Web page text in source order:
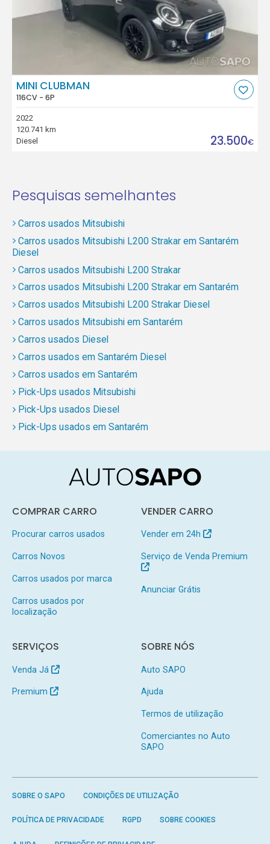
MINI CLUBMAN
116CV - 6P
2022
120.741 km
Diesel
23.500€
Pesquisas semelhantes
Carros usados Mitsubishi
Carros usados Mitsubishi L200 Strakar em Santarém
Diesel
Carros usados Mitsubishi L200 Strakar
Carros usados Mitsubishi L200 Strakar em Santarém
Carros usados Mitsubishi L200 Strakar Diesel
Carros usados Mitsubishi em Santarém
Carros usados Diesel
Carros usados em Santarém Diesel
Carros usados em Santarém
Pick-Ups usados Mitsubishi
Pick-Ups usados Diesel
Pick-Ups usados em Santarém
COMPRAR CARRO
Procurar carros usados
Carros Novos
Carros usados por marca
Carros usados por
localização
VENDER CARRO
Vender em 24h
Serviço de Venda Premium
Anunciar Grátis
SERVIÇOS
Venda Já
Premium
SOBRE NÓS
Auto SAPO
Ajuda
Termos de utilização
Comerciantes no Auto
SAPO
SOBRE O SAPO CONDIÇÕES DE UTILIZAÇÃO
POLÍTICA DE PRIVACIDADE RGPD SOBRE COOKIES